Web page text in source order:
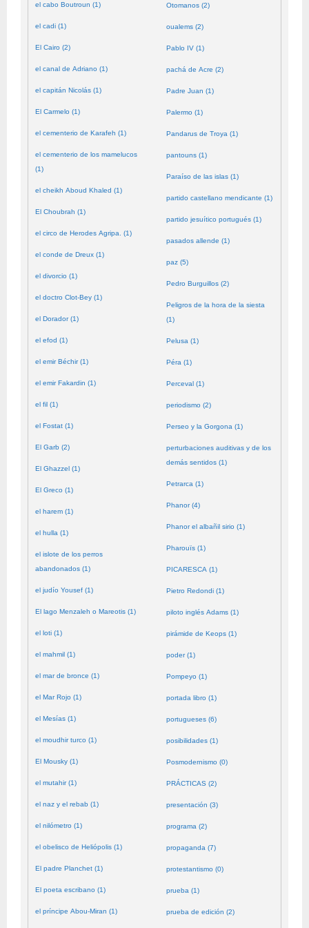
el cabo Boutroun (1)
el cadi (1)
El Cairo (2)
el canal de Adriano (1)
el capitán Nicolás (1)
El Carmelo (1)
el cementerio de Karafeh (1)
el cementerio de los mamelucos
(1)
el cheikh Aboud Khaled (1)
El Choubrah (1)
el circo de Herodes Agripa. (1)
el conde de Dreux (1)
el divorcio (1)
el doctro Clot-Bey (1)
el Dorador (1)
el efod (1)
el emir Béchir (1)
el emir Fakardin (1)
el fil (1)
el Fostat (1)
El Garb (2)
El Ghazzel (1)
El Greco (1)
el harem (1)
el hulla (1)
el islote de los perros
abandonados (1)
el judío Yousef (1)
El lago Menzaleh o Mareotis (1)
el loti (1)
el mahmil (1)
el mar de bronce (1)
el Mar Rojo (1)
el Mesías (1)
el moudhir turco (1)
El Mousky (1)
el mutahir (1)
el naz y el rebab (1)
el nilómetro (1)
el obelisco de Heliópolis (1)
El padre Planchet (1)
El poeta escribano (1)
el príncipe Abou-Miran (1)
Otomanos (2)
oualems (2)
Pablo IV (1)
pachá de Acre (2)
Padre Juan (1)
Palermo (1)
Pandarus de Troya (1)
pantouns (1)
Paraíso de las islas (1)
partido castellano mendicante (1)
partido jesuítico portugués (1)
pasados allende (1)
paz (5)
Pedro Burguillos (2)
Peligros de la hora de la siesta
(1)
Pelusa (1)
Péra (1)
Perceval (1)
periodismo (2)
Perseo y la Gorgona (1)
perturbaciones auditivas y de los
demás sentidos (1)
Petrarca (1)
Phanor (4)
Phanor el albañil sirio (1)
Pharouïs (1)
PICARESCA (1)
Pietro Redondi (1)
piloto inglés Adams (1)
pirámide de Keops (1)
poder (1)
Pompeyo (1)
portada libro (1)
portugueses (6)
posibilidades (1)
Posmodernismo (0)
PRÁCTICAS (2)
presentación (3)
programa (2)
propaganda (7)
protestantismo (0)
prueba (1)
prueba de edición (2)